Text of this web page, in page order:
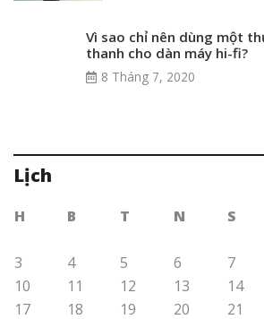
Vì sao chỉ nên dùng một
thanh cho dàn máy hi-fi?
8 Tháng 7, 2020
Lịch
H B T N S
3
4 5 6 7
10
11 12 13 14
17
18 19 20 21